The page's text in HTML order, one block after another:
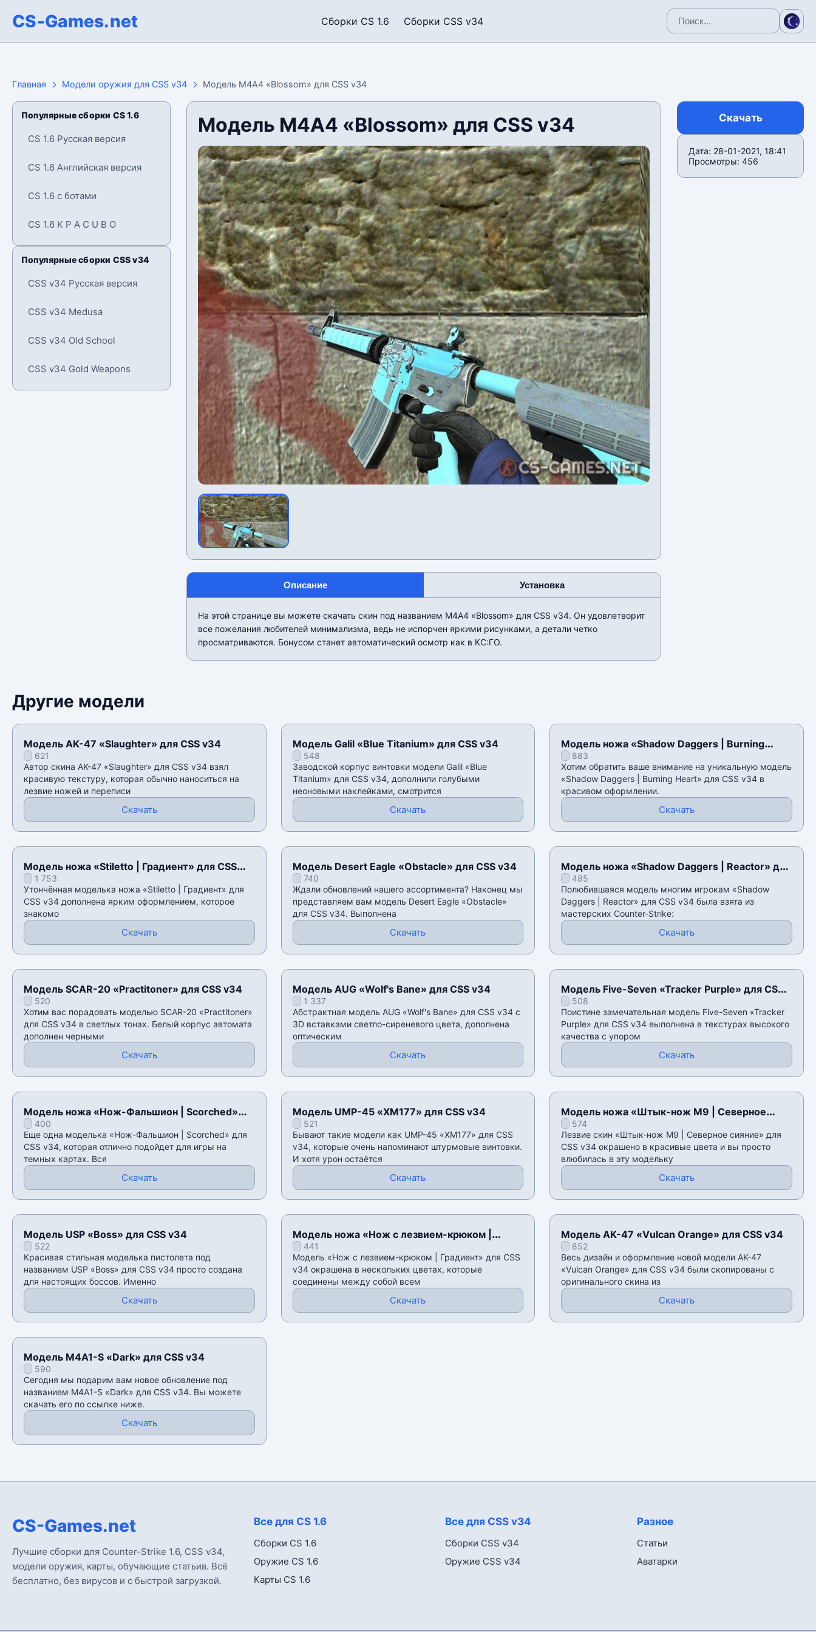
CS-Games.net Сборки CS 1.6 Сборки CSS v34
Главная Модели оружия для CSS v34 Модель М4А4 «Blossom» для CSS v34
Популярные сборки CS 1.6
CS 1.6 Русская версия
CS 1.6 Английская версия
CS 1.6 с ботами
CS 1.6 K P A C U B O
Популярные сборки CSS v34
CSS v34 Русская версия
CSS v34 Medusa
CSS v34 Old School
CSS v34 Gold Weapons
Модель М4А4 «Blossom» для CSS v34
Описание Установка
На этой странице вы можете скачать скин под названием М4А4 «Blossom» для CSS v34. Он удовлетворит
все пожелания любителей минимализма, ведь не испорчен яркими рисунками, а детали четко
просматриваются. Бонусом станет автоматический осмотр как в КС:ГО.
Скачать
Дата: 28-01-2021, 18:41
Просмотры: 456
Другие модели
Модель AK-47 «Slaughter» для CSS v34
621
Автор скина AK-47 «Slaughter» для CSS v34 взял
красивую текстуру, которая обычно наноситься на
лезвие ножей и переписи
Скачать
Модель Galil «Blue Titanium» для CSS v34
548
Заводской корпус винтовки модели Galil «Blue
Titanium» для CSS v34, дополнили голубыми
неоновыми наклейками, смотрится
Скачать
Модель ножа «Shadow Daggers | Burning
Heart» для CSS v34
883
Хотим обратить ваше внимание на уникальную модель
«Shadow Daggers | Burning Heart» для CSS v34 в
красивом оформлении.
Скачать
Модель ножа «Stiletto | Градиент» для CSS
v341 753
Утончённая моделька ножа «Stiletto | Градиент» для
CSS v34 дополнена ярким оформлением, которое
знакомо
Скачать
Модель Desert Eagle «Obstacle» для CSS v34
740
Ждали обновлений нашего ассортимента? Наконец мы
представляем вам модель Desert Eagle «Obstacle»
для CSS v34. Выполнена
Скачать
Модель ножа «Shadow Daggers | Reactor» для
CSS v34
485
Полюбившаяся модель многим игрокам «Shadow
Daggers | Reactor» для CSS v34 была взята из
мастерских Counter-Strike:
Скачать
Модель SCAR-20 «Practitoner» для CSS v34
520
Хотим вас порадовать моделью SCAR-20 «Practitoner»
для CSS v34 в светлых тонах. Белый корпус автомата
дополнен черными
Скачать
Модель AUG «Wolf's Bane» для CSS v34
1 337
Абстрактная модель AUG «Wolf's Bane» для CSS v34 с
3D вставками светло-сиреневого цвета, дополнена
оптическим
Скачать
Модель Five-Seven «Tracker Purple» для CSS
v34508
Поистине замечательная модель Five-Seven «Tracker
Purple» для CSS v34 выполнена в текстурах высокого
качества с упором
Скачать
Модель ножа «Нож-Фальшион | Scorched»
для CSS v34
400
Еще одна моделька «Нож-Фальшион | Scorched» для
CSS v34, которая отлично подойдет для игры на
темных картах. Вся
Скачать
Модель UMP-45 «XM177» для CSS v34
521
Бывают такие модели как UMP-45 «XM177» для CSS
v34, которые очень напоминают штурмовые винтовки.
И хотя урон остаётся
Скачать
Модель ножа «Штык-нож M9 | Северное
сияние» для CSS v34
574
Лезвие скин «Штык-нож M9 | Северное сияние» для
CSS v34 окрашено в красивые цвета и вы просто
влюбилась в эту модельку
Скачать
Модель USP «Boss» для CSS v34
522
Красивая стильная моделька пистолета под
названием USP «Boss» для CSS v34 просто создана
для настоящих боссов. Именно
Скачать
Модель ножа «Нож с лезвием-крюком |
Градиент» для CSS v34
441
Модель «Нож с лезвием-крюком | Градиент» для CSS
v34 окрашена в нескольких цветах, которые
соединены между собой всем
Скачать
Модель AK-47 «Vulcan Orange» для CSS v34
852
Весь дизайн и оформление новой модели AK-47
«Vulcan Orange» для CSS v34 были скопированы с
оригинального скина из
Скачать
Модель M4A1-S «Dark» для CSS v34
590
Сегодня мы подарим вам новое обновление под
названием M4A1-S «Dark» для CSS v34. Вы можете
скачать его по ссылке ниже.
Скачать
CS-Games.net
Лучшие сборки для Counter-Strike 1.6, CSS v34,
модели оружия, карты, обучающие статьив. Всё
бесплатно, без вирусов и с быстрой загрузкой.
Все для CS 1.6
Сборки CS 1.6
Оружие CS 1.6
Карты CS 1.6
Все для CSS v34
Сборки CSS v34
Оружие CSS v34
Разное
Статьи
Аватарки